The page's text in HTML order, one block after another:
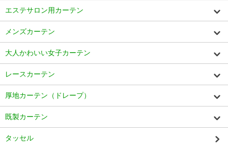
エステサロン用カーテン
メンズカーテン
大人かわいい女子カーテン
レースカーテン
厚地カーテン（ドレープ）
既製カーテン
タッセル